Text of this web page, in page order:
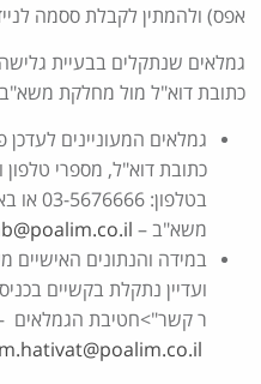
אפס) ולהמתין לקבלת ססמה
גמלאים שנתקלים בבעיית
כתובת דוא"ל מול מחלקת
גמלאים המעוניינים לעדכן
כתובת דוא"ל, מספרי
משא"ב –
במידה והנתונים האישיים
ועדיין נתקלת בקשיים
ר קשר">חטיבת הגמלאים